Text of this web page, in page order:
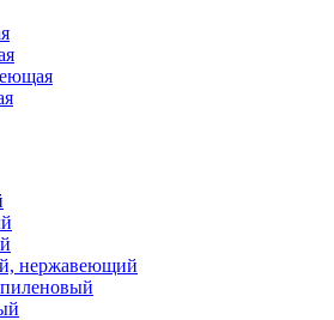
нержавеющий